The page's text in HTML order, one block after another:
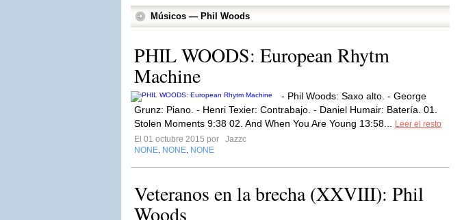
Músicos — Phil Woods
PHIL WOODS: European Rhytm
Machine
- Phil Woods: Saxo alto. - George
Grunz: Piano. - Henri Texier: Contrabajo. - Daniel Humair: Batería. 01.
Stolen Moments 9:38 02. And When You Are Young 13:58...
Leer el resto
El 01 octubre 2015 por
Jazzc
NONE NONE NONE
Veteranos en la brecha (XXVIII): Phil
Woods